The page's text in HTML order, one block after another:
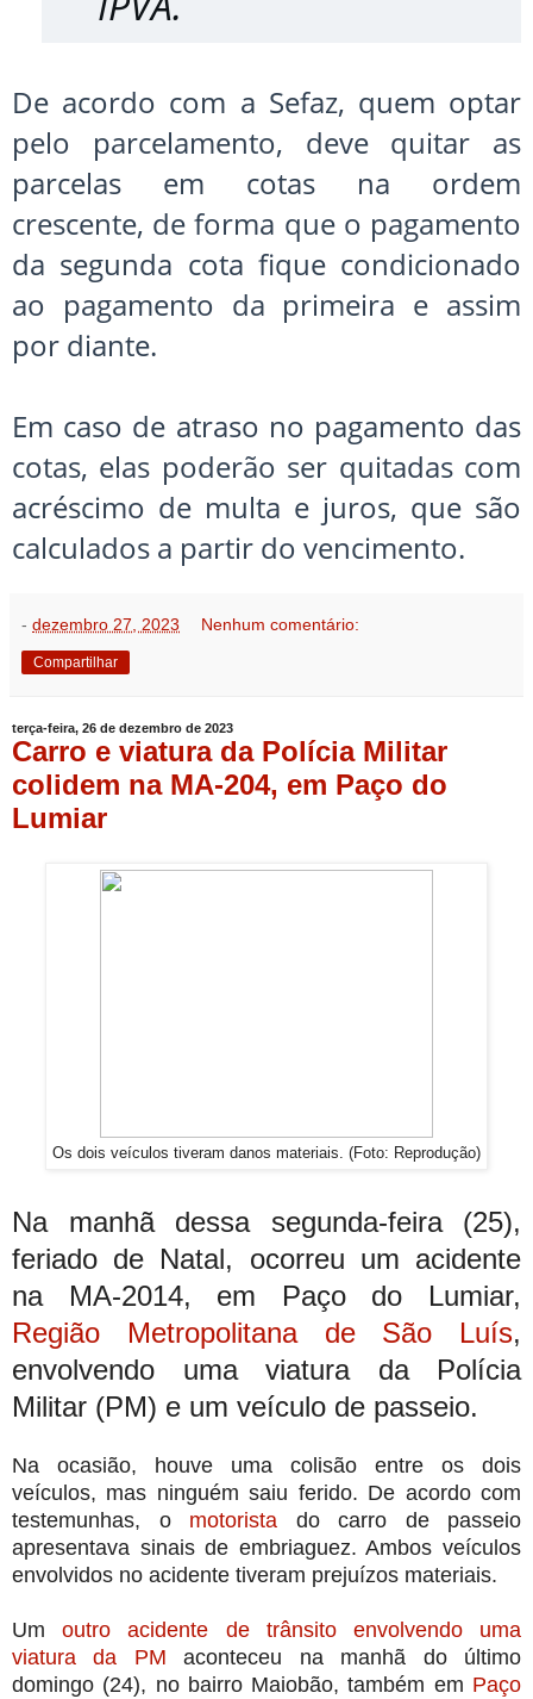
De acordo com a Sefaz, quem optar
pelo parcelamento, deve quitar as
parcelas em cotas na ordem
crescente, de forma que o pagamento
da segunda cota fique condicionado
ao pagamento da primeira e assim
por diante.
Em caso de atraso no pagamento das
cotas, elas poderão ser quitadas com
acréscimo de multa e juros, que são
calculados a partir do vencimento.
- dezembro 27, 2023 Nenhum comentário:
Compartilhar
terça-feira, 26 de dezembro de 2023
Carro e viatura da Polícia Militar
colidem na MA-204, em Paço do
Lumiar
Os dois veículos tiveram danos materiais. (Foto: Reprodução)
Na manhã dessa segunda-feira (25),
feriado de Natal, ocorreu um acidente
na MA-2014, em Paço do Lumiar,
Região Metropolitana de São Luís,
envolvendo uma viatura da Polícia
Militar (PM) e um veículo de passeio.
Na ocasião, houve uma colisão entre os dois
veículos, mas ninguém saiu ferido. De acordo com
testemunhas, o motorista do carro de passeio
apresentava sinais de embriaguez. Ambos veículos
envolvidos no acidente tiveram prejuízos materiais.
Umoutro acidente de trânsito envolvendo uma
viatura da PM aconteceu na manhã do último
domingo (24), no bairro Maiobão, também em Paço